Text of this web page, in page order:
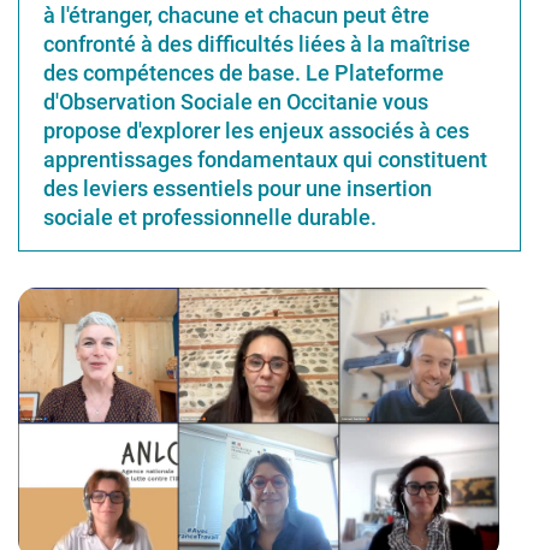
à l'étranger, chacune et chacun peut être
confronté à des difficultés liées à la maîtrise
des compétences de base. Le Plateforme
d'Observation Sociale en Occitanie vous
propose d'explorer les enjeux associés à ces
apprentissages fondamentaux qui constituent
des leviers essentiels pour une insertion
sociale et professionnelle durable.